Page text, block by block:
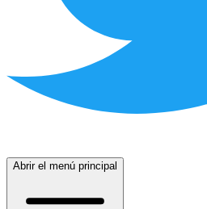
Abrir el menú principal